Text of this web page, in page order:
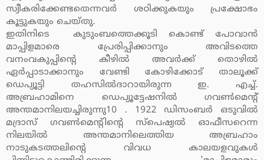
സ്വീകരിക്കേണ്ടതെന്നവര്‍ ശഠിക്കുകയും പ്രക്ഷോഭം
കൂട്ടുകയും ചെയ്തു.
ഇതിനിടെ കുടുംബത്തെക്കൂടി കൊണ്ട് പോവാന്‍
മാപ്പിളമാരെ പ്രേരിപ്പിക്കാനും അവിടത്തെ
വനംവകുപ്പിന്റെ കീഴില്‍ അവര്‍ക്ക് തൊഴില്‍
ഏര്‍പ്പാടാക്കാനും വേണ്ടി കോഴിക്കോട് താലൂക്ക്
ഡെപ്യൂട്ടി തഹസില്‍ദാറായിരുന്ന ഇ. എച്ച്.
അബ്രഹാമിനെ ഡെപ്യൂട്ടേഷനില്‍ ഗവണ്‍മെന്റ്
അന്തമാനിലയച്ചിരുന്നു10 . 1922 ഡിസംബര്‍ ഒടുവില്‍
മദ്രാസ് ഗവണ്‍മെന്റിന്റെ സ്‌പെഷ്യല്‍ ഓഫീസറെന്ന
നിലയില്‍ അന്തമാനിലെത്തിയ അബ്രഹാം
നാടുകടത്തലിന്റെ വിവധ കാലയളവുകള്‍